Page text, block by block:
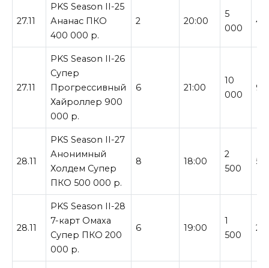
27.11
PKS Season II-25
Ананас ПКО
400 000 р.
2 20:00
5
000
27.11
PKS Season II-26
Супер
Прогрессивный
Хайроллер 900
000 р.
6 21:00
10
000
28.11
PKS Season II-27
Анонимный
Холдем Супер
ПКО 500 000 р.
8 18:00
2
500
28.11
PKS Season II-28
7-карт Омаха
Супер ПКО 200
000 р.
6 19:00
1
500